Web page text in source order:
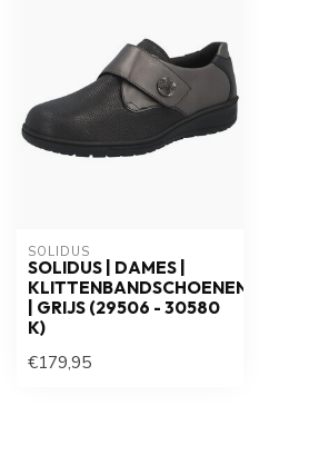
SOLIDUS
SOLIDUS | DAMES |
KLITTENBANDSCHOENEN
| GRIJS (29506 - 30580
K)
€179,95